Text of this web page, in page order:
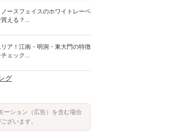
ースフェイスのホワイトレーベ
える？...
ア！江南・明洞・東大門の特徴
ェック...
グ
ーション（広告）を含む場合
ざいます。